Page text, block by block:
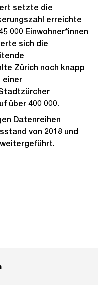
setzte die
erreichte
000 Einwohner*innen
sich die
Zürich noch knapp
einer
über 400 000.
Datenreihen
von 2018 und